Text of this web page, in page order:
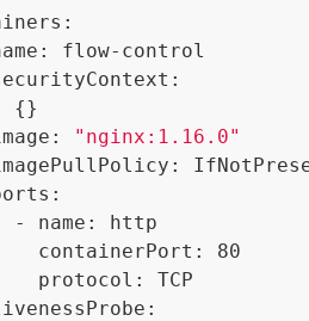
flow-control
{}
"nginx:1.16.0"
- name: http
containerPort: 80
protocol: TCP